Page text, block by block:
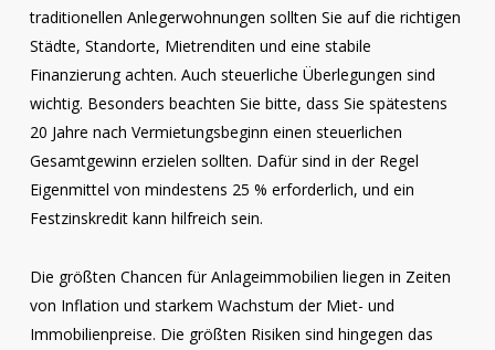
traditionellen Anlegerwohnungen sollten Sie auf die richtigen
Städte, Standorte, Mietrenditen und eine stabile
Finanzierung achten. Auch steuerliche Überlegungen sind
wichtig. Besonders beachten Sie bitte, dass Sie spätestens
20 Jahre nach Vermietungsbeginn einen steuerlichen
Gesamtgewinn erzielen sollten. Dafür sind in der Regel
Eigenmittel von mindestens 25 % erforderlich, und ein
Festzinskredit kann hilfreich sein.
Die größten Chancen für Anlageimmobilien liegen in Zeiten
von Inflation und starkem Wachstum der Miet- und
Immobilienpreise. Die größten Risiken sind hingegen das